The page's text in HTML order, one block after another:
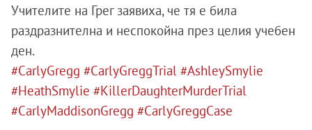
Учителите на Грег заявиха, че тя е била
раздразнителна и неспокойна през целия учебен
ден.
#CarlyGregg #CarlyGreggTrial #AshleySmylie
#HeathSmylie #KillerDaughterMurderTrial
#CarlyMaddisonGregg #CarlyGreggCase